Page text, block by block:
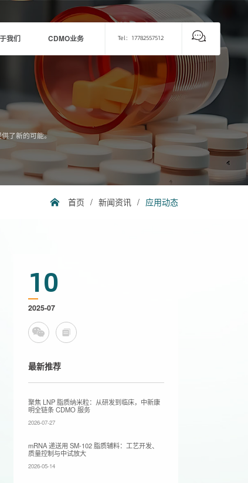
我们 CDMO业务 Tel：17782557512
了新的可能。
首页 / 新闻资讯 / 应用动态
10
2025-07
最新推荐
聚焦 LNP 脂质纳米粒：从研发到临床，中新康
明全链条 CDMO 服务
2026-07-27
mRNA 递送用 SM-102 脂质辅料：工艺开发、
质量控制与中试放大
2026-05-14